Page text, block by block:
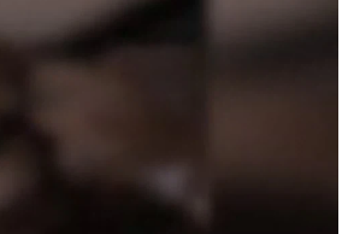
Burdur
Bursa